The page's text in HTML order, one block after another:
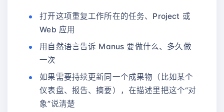
打开这项重复工作所在的任务、Project 或
Web 应用
用自然语言告诉 Manus 要做什么、多久做
一次
如果需要持续更新同一个成果物（比如某个
仪表盘、报告、摘要），在描述里把这个“对
象”说清楚